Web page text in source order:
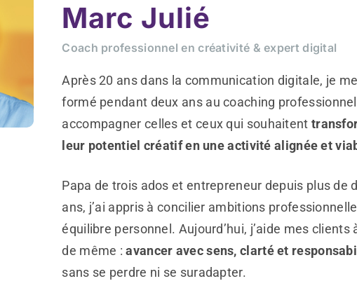
Marc Julié
Coach professionnel en créativité & expert digital
Après 20 ans dans la communication digitale, je
formé pendant deux ans au coaching
accompagner celles et ceux qui souhaitent
leur potentiel créatif en une activité alignée et
Papa de trois ados et entrepreneur depuis plus de
ans, j’ai appris à concilier ambitions
équilibre personnel. Aujourd’hui, j’aide mes clients
de même :avancer avec sens, clarté et
sans se perdre ni se suradapter.